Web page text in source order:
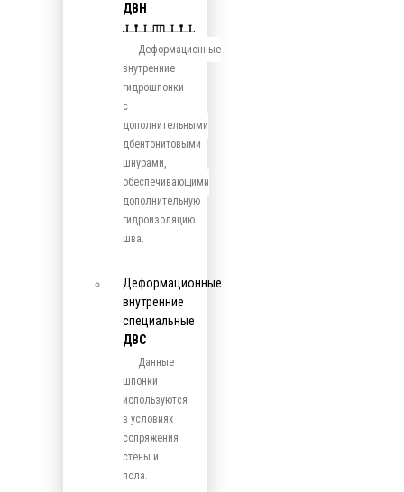
ДВН
Деформационные
внутренние
гидрошпонки
с
дополнительными
дбентонитовыми
шнурами,
обеспечивающими
дополнительную
гидроизоляцию
шва.
Деформационные
внутренние
специальные
ДВС
Данные
шпонки
используются
в условиях
сопряжения
стены и
пола.